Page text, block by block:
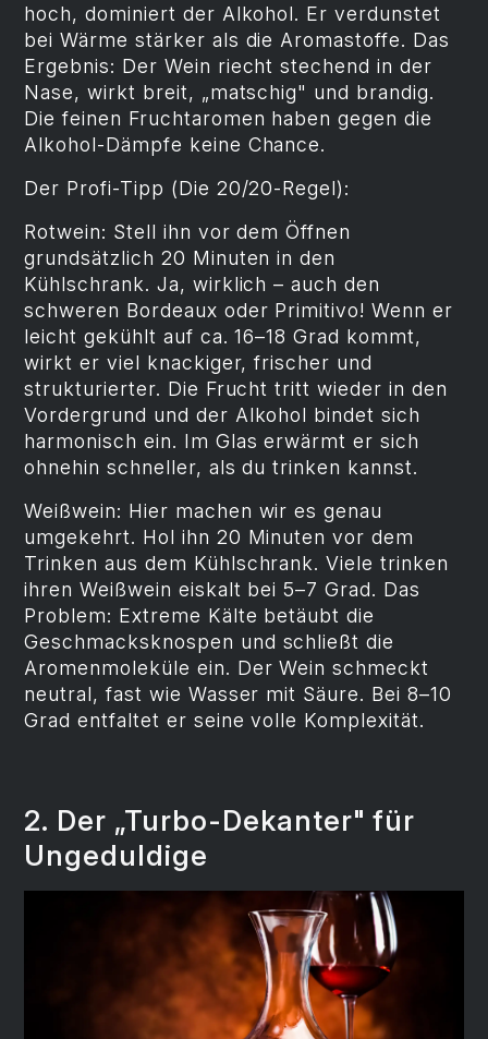
hoch, dominiert der Alkohol. Er verdunstet
bei Wärme stärker als die Aromastoffe. Das
Ergebnis: Der Wein riecht stechend in der
Nase, wirkt breit, „matschig" und brandig.
Die feinen Fruchtaromen haben gegen die
Alkohol-Dämpfe keine Chance.
Der Profi-Tipp (Die 20/20-Regel):
Rotwein: Stell ihn vor dem Öffnen
grundsätzlich 20 Minuten in den
Kühlschrank. Ja, wirklich – auch den
schweren Bordeaux oder Primitivo! Wenn er
leicht gekühlt auf ca. 16–18 Grad kommt,
wirkt er viel knackiger, frischer und
strukturierter. Die Frucht tritt wieder in den
Vordergrund und der Alkohol bindet sich
harmonisch ein. Im Glas erwärmt er sich
ohnehin schneller, als du trinken kannst.
Weißwein: Hier machen wir es genau
umgekehrt. Hol ihn 20 Minuten vor dem
Trinken aus dem Kühlschrank. Viele trinken
ihren Weißwein eiskalt bei 5–7 Grad. Das
Problem: Extreme Kälte betäubt die
Geschmacksknospen und schließt die
Aromenmoleküle ein. Der Wein schmeckt
neutral, fast wie Wasser mit Säure. Bei 8–10
Grad entfaltet er seine volle Komplexität.
2. Der „Turbo-Dekanter" für
Ungeduldige